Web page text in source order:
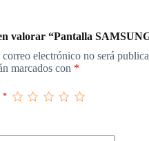
valorar “Pantalla
electrónico no será
marcados con *
*